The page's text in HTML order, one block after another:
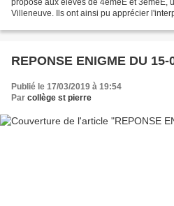
proposé aux élèves de 4èmeE et 3èmeE,
Villeneuve. Ils ont ainsi pu apprécier
REPONSE ENIGME DU 15-
Publié le 17/03/2019 à 19:54
Par collège st pierre